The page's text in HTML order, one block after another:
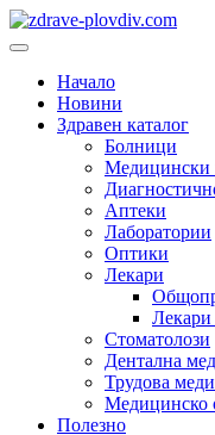
Преминете
към
Основно
Начало
Новини
Здравен каталог
Болници
Медицински
Аптеки
Лаборатории
Оптики
Лекари
Лекари
Стоматолози
Дентална
Трудова
Медицинско
Полезно